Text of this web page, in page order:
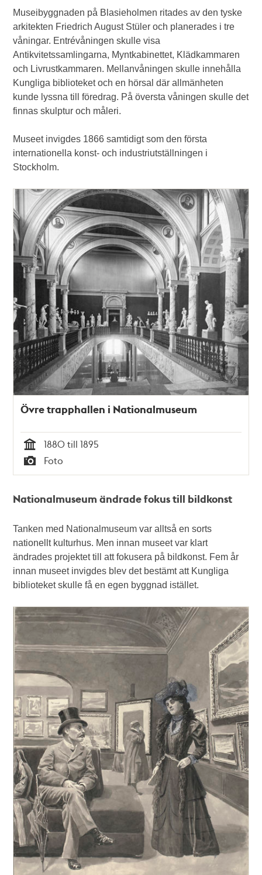
Museibyggnaden på Blasieholmen ritades av den tyske
arkitekten Friedrich August Stüler och planerades i tre
våningar. Entrévåningen skulle visa
Antikvitetssamlingarna, Myntkabinettet, Klädkammaren
och Livrustkammaren. Mellanvåningen skulle innehålla
Kungliga biblioteket och en hörsal där allmänheten
kunde lyssna till föredrag. På översta våningen skulle det
finnas skulptur och måleri.
Museet invigdes 1866 samtidigt som den första
internationella konst- och industriutställningen i
Stockholm.
Övre trapphallen i Nationalmuseum
Tid
1880 till 1895
Typ
Foto
Nationalmuseum ändrade fokus till bildkonst
Tanken med Nationalmuseum var alltså en sorts
nationellt kulturhus. Men innan museet var klart
ändrades projektet till att fokusera på bildkonst. Fem år
innan museet invigdes blev det bestämt att Kungliga
biblioteket skulle få en egen byggnad istället.